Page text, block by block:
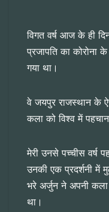
विगत वर्ष आज के ही
प्रजापति का कोरोना
गया था।
वे जयपुर राजस्थान के
कला को विश्व में
मेरी उनसे पच्चीस वर्ष
उनकी एक प्रदर्शनी में
भरे अर्जुन ने अपनी
था।